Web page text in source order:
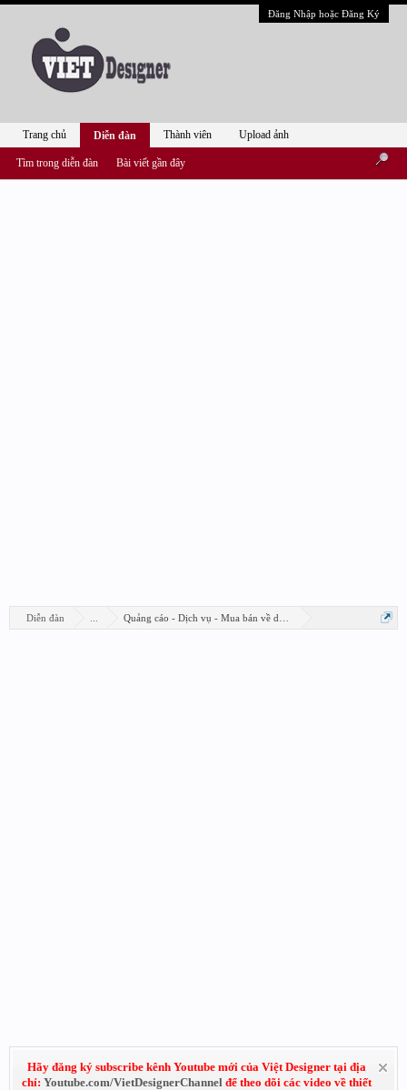
Đăng Nhập hoặc Đăng Ký
Diễn đàn Quảng cáo - Dịch vụ - Mua bán về design
Hãy đăng ký subscribe kênh Youtube mới của Việt Designer tại địa
chỉ: Youtube.com/VietDesignerChannel để theo dõi các video về thiết
Trang chủ Diễn đàn
Tìm trong diễn đàn Bài viết gần đây
Thành viên Upload ảnh